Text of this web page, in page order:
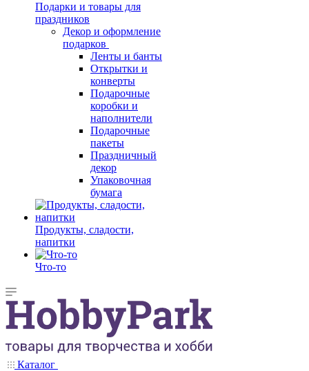
Подарки и товары для
праздников
Декор и оформление
подарков
Ленты и банты
Открытки и
конверты
Подарочные
коробки и
наполнители
Подарочные
пакеты
Праздничный
декор
Упаковочная
бумага
Продукты, сладости,
напитки
Что-то
Каталог